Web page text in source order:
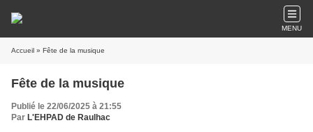
MENU
Accueil » Fête de la musique
Fête de la musique
Publié le 22/06/2025 à 21:55
Par L'EHPAD de Raulhac